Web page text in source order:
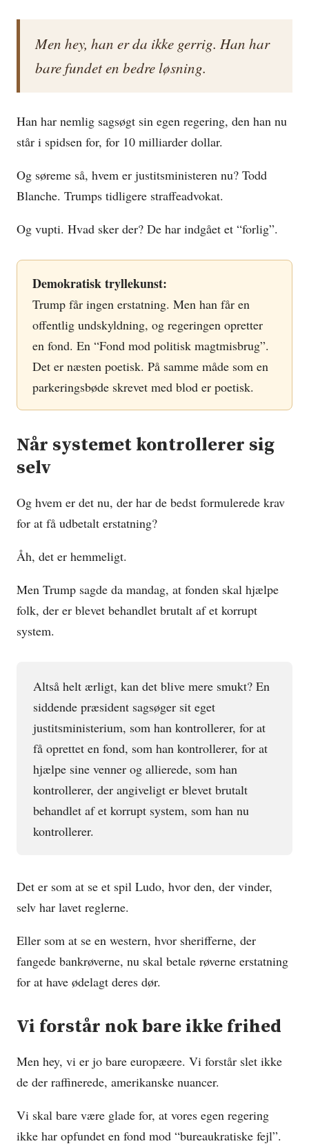
Men hey, han er da ikke gerrig. Han har
bare fundet en bedre løsning.
Han har nemlig sagsøgt sin egen regering, den han nu
står i spidsen for, for 10 milliarder dollar.
Og søreme så, hvem er justitsministeren nu? Todd
Blanche. Trumps tidligere straffeadvokat.
Og vupti. Hvad sker der? De har indgået et “forlig”.
Demokratisk tryllekunst:
Trump får ingen erstatning. Men han får en
offentlig undskyldning, og regeringen opretter
en fond. En “Fond mod politisk magtmisbrug”.
Det er næsten poetisk. På samme måde som en
parkeringsbøde skrevet med blod er poetisk.
Når systemet kontrollerer sig
selv
Og hvem er det nu, der har de bedst formulerede krav
for at få udbetalt erstatning?
Åh, det er hemmeligt.
Men Trump sagde da mandag, at fonden skal hjælpe
folk, der er blevet behandlet brutalt af et korrupt
system.
Altså helt ærligt, kan det blive mere smukt? En
siddende præsident sagsøger sit eget
justitsministerium, som han kontrollerer, for at
få oprettet en fond, som han kontrollerer, for at
hjælpe sine venner og allierede, som han
kontrollerer, der angiveligt er blevet brutalt
behandlet af et korrupt system, som han nu
kontrollerer.
Det er som at se et spil Ludo, hvor den, der vinder,
selv har lavet reglerne.
Eller som at se en western, hvor sherifferne, der
fangede bankrøverne, nu skal betale røverne erstatning
for at have ødelagt deres dør.
Vi forstår nok bare ikke frihed
Men hey, vi er jo bare europæere. Vi forstår slet ikke
de der raffinerede, amerikanske nuancer.
Vi skal bare være glade for, at vores egen regering
ikke har opfundet en fond mod “bureaukratiske fejl”.